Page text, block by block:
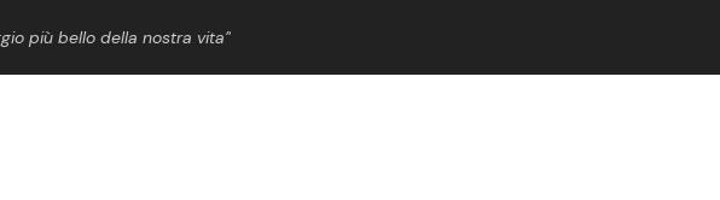
più bello della nostra vita”